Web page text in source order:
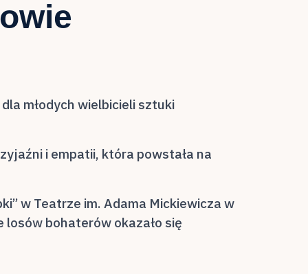
młodych wielbicieli sztuki
i empatii, która powstała na
w Teatrze im. Adama Mickiewicza w
bohaterów okazało się